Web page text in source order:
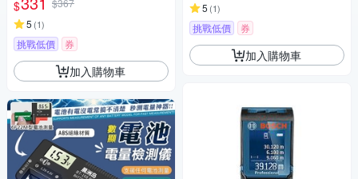
T9205A)
$
$367
5 (1)
挑戰低價 券
加入購物車
5 (1)
挑戰低價 券
加入購物車